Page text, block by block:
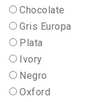
Chocolate
Gris Europa
Plata
Ivory
Negro
Oxford